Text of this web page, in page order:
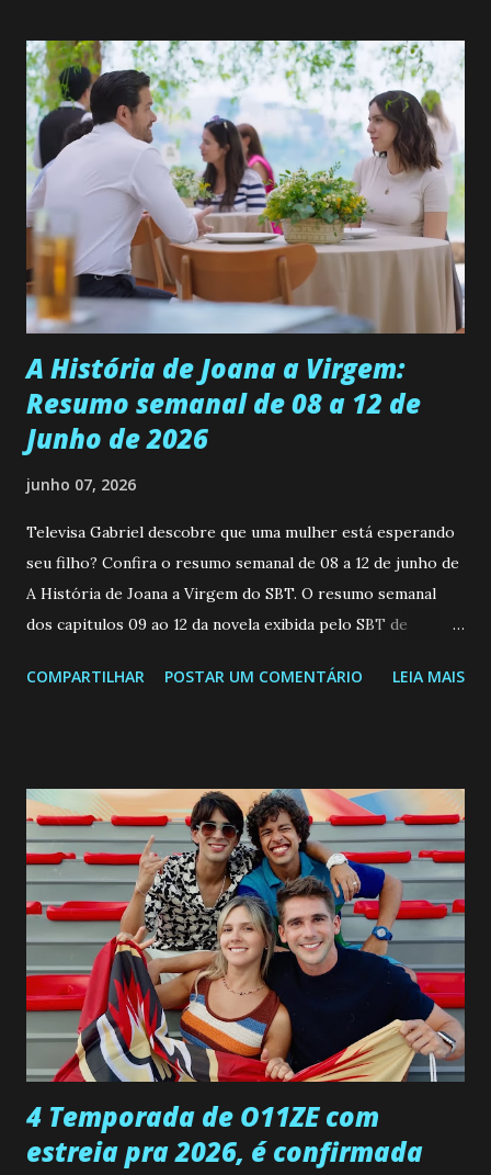
permanecer virgem até encontrar o homem que realmente
ama, o que não é fácil, já que dedica todas as suas energias a
se aprimorar, trabalhando, estudando e se orgulhando de
ser a primeira mulher da família a ingressar na
universidade. Ela tem uma personalidade muito alegre, é
muito madura para a idade, determinada, criativa e
empática. Detesta injustiças e é uma ótima amiga. Pode ser
teimosa e muito persistente quando decide fazer algo.
Durante um exame ginecológico, ela é inseminada por eng...
A História de Joana a Virgem:
Resumo semanal de 08 a 12 de
Junho de 2026
junho 07, 2026
Televisa Gabriel descobre que uma mulher está esperando
seu filho? Confira o resumo semanal de 08 a 12 de junho de
A História de Joana a Virgem do SBT. O resumo semanal
dos capitulos 09 ao 12 da novela exibida pelo SBT de
a Programação Semanal do SBT de 08/06/26 a 14/06/26
confessa a Gabriel que ele demonstrou ser o tipo de
pessoa que ela tanto desejou durante toda a vida. Camila
entra no quarto de Gabriel e imagina como seria o
encontro deles, quando conseguir seduzi-lo. Manuel avisa a
Paula sobre a suposta infidelidade de Gabriel com Joana.
Rogerio consegue se livrar de todas as suspeitas pelo
desaparecimento de Francisco, apontando que ele poderia
ter sido vítima da fúria de Gabriel. Artur informa a Gabriel
que a clínica inseminou por engano outra paciente, que está
...
COMPARTILHAR POSTAR UM COMENTÁRIO LEIA MAIS
4 Temporada de O11ZE com
estreia pra 2026, é confirmada